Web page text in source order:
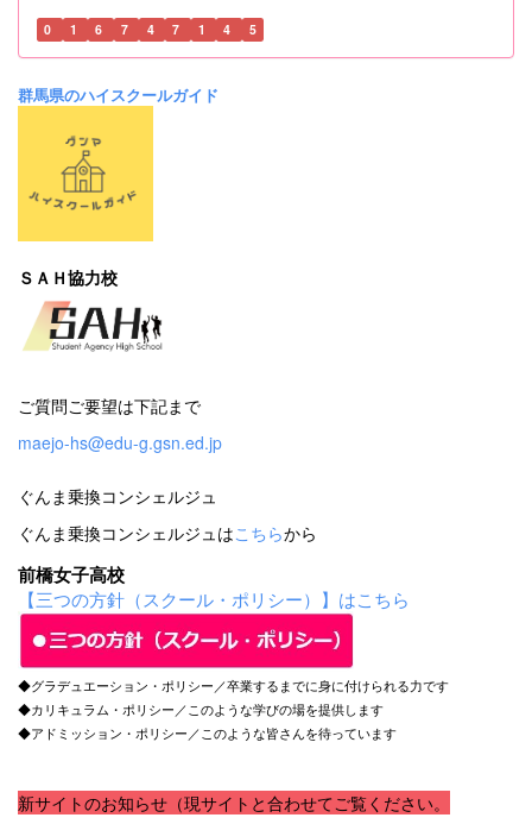
0 1 6 7 4 7 1 4 5
群馬県のハイスクールガイド
ＳＡＨ協力校
ご質問ご要望は下記まで
maejo-hs@edu-g.gsn.ed.jp
ぐんま乗換コンシェルジュ
ぐんま乗換コンシェルジュはこちらから
前橋女子高校
【三つの方針（スクール・ポリシー）】はこちら
◆グラデュエーション・ポリシー／卒業するまでに身に付けられる力です
◆カリキュラム・ポリシー／このような学びの場を提供します
◆アドミッション・ポリシー／このような皆さんを待っています
新サイトのお知らせ（現サイトと合わせてご覧ください。